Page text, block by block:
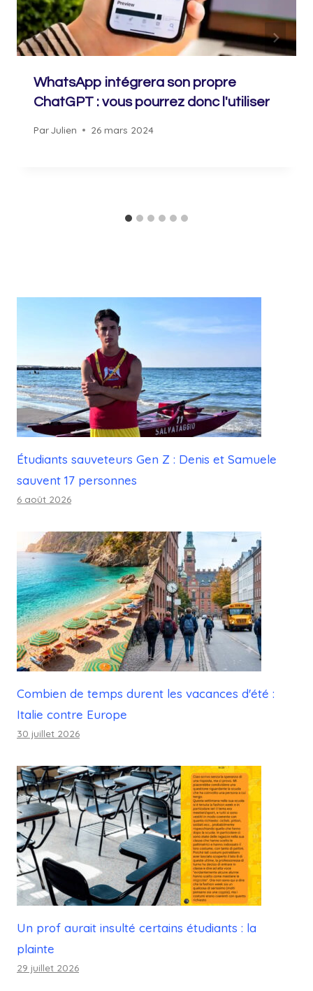
WhatsApp intégrera son propre
ChatGPT : vous pourrez donc l'utiliser
ParJulien 26 mars 2024
Étudiants sauveteurs Gen Z : Denis et Samuele
sauvent 17 personnes
6 août 2026
Combien de temps durent les vacances d'été :
Italie contre Europe
30 juillet 2026
Un prof aurait insulté certains étudiants : la
plainte
29 juillet 2026